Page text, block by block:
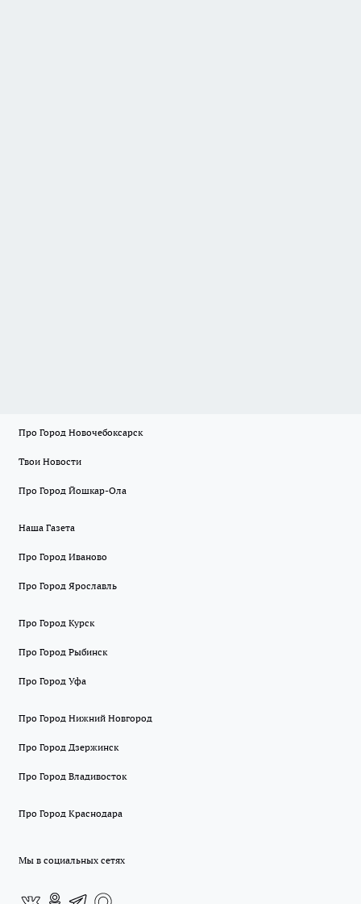
Про Город Новочебоксарск
Твои Новости
Про Город Йошкар-Ола
Наша Газета
Про Город Иваново
Про Город Ярославль
Про Город Курск
Про Город Рыбинск
Про Город Уфа
Про Город Нижний Новгород
Про Город Дзержинск
Про Город Владивосток
Про Город Краснодара
Мы в социальных сетях